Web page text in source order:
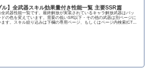
ル】全武器スキル効果量付き性能一覧 主要SSR篇
全武器性能一覧です。最終解放が実装されているキャラ解放武器はバッ
ドの色を変えています。需要の低いSR以下・その他の武器は別ページに
ます。スキル絞り込みは下欄の専用ページ、もしくはページ内検索(CTRL